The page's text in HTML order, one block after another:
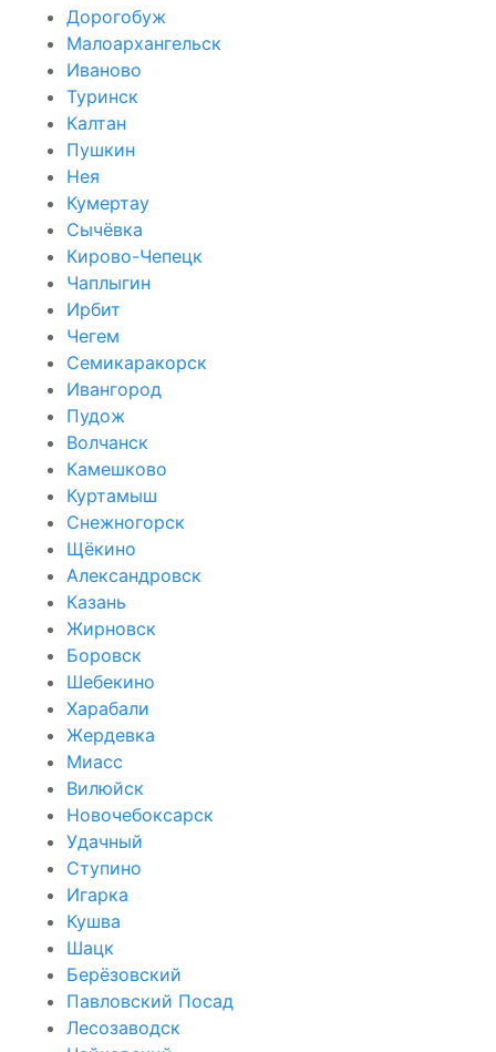
Дорогобуж
Малоархангельск
Иваново
Туринск
Калтан
Пушкин
Нея
Кумертау
Сычёвка
Кирово-Чепецк
Чаплыгин
Ирбит
Чегем
Семикаракорск
Ивангород
Пудож
Волчанск
Камешково
Куртамыш
Снежногорск
Щёкино
Александровск
Казань
Жирновск
Боровск
Шебекино
Харабали
Жердевка
Миасс
Вилюйск
Новочебоксарск
Удачный
Ступино
Игарка
Кушва
Шацк
Берёзовский
Павловский Посад
Лесозаводск